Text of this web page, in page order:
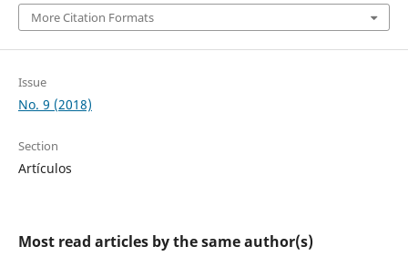
More Citation Formats
Issue
No. 9 (2018)
Section
Artículos
Most read articles by the same author(s)